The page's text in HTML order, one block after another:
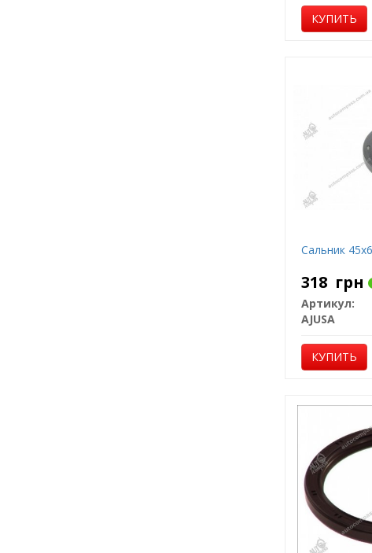
КУПИТЬ
Сальник
318 грн
Артикул:
AJUSA
КУПИТЬ